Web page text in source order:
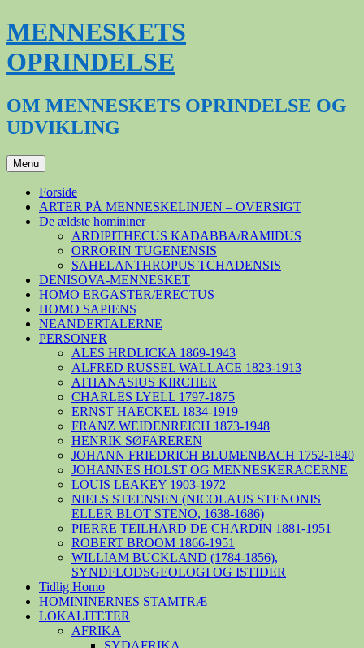
Hop
til
indhold
MENNESKETS
OPRINDELSE
OM MENNESKETS OPRINDELSE OG
UDVIKLING
Menu
Forside
ARTER PÅ MENNESKELINJEN – OVERSIGT
De ældste homininer
ARDIPITHECUS KADABBA/RAMIDUS
ORRORIN TUGENENSIS
SAHELANTHROPUS TCHADENSIS
DENISOVA-MENNESKET
HOMO ERGASTER/ERECTUS
HOMO SAPIENS
NEANDERTALERNE
PERSONER
ALES HRDLICKA 1869-1943
ALFRED RUSSEL WALLACE 1823-1913
ATHANASIUS KIRCHER
CHARLES LYELL 1797-1875
ERNST HAECKEL 1834-1919
FRANZ WEIDENREICH 1873-1948
HENRIK SØFAREREN
JOHANN FRIEDRICH BLUMENBACH 1752-1840
JOHANNES HOLST OG MENNESKERACERNE
LOUIS LEAKEY 1903-1972
NIELS STEENSEN (NICOLAUS STENONIS
ELLER BLOT STENO, 1638-1686)
PIERRE TEILHARD DE CHARDIN 1881-1951
ROBERT BROOM 1866-1951
WILLIAM BUCKLAND (1784-1856),
SYNDFLODSGEOLOGI OG ISTIDER
Tidlig Homo
HOMININERNES STAMTRÆ
LOKALITETER
AFRIKA
SYDAFRIKA